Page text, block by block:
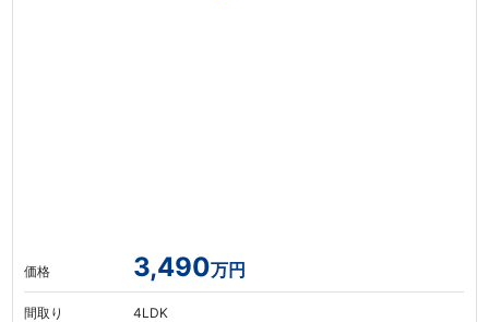
価格 3,490万円
間取り 4LDK